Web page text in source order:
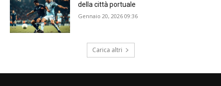
della città portuale
Gennaio 20, 2026 09:36
Carica altri